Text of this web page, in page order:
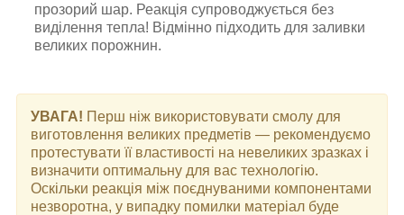
прозорий шар. Реакція супроводжується без
виділення тепла! Відмінно підходить для заливки
великих порожнин.
УВАГА! Перш ніж використовувати смолу для
виготовлення великих предметів — рекомендуємо
протестувати її властивості на невеликих зразках і
визначити оптимальну для вас технологію.
Оскільки реакція між поєднуваними компонентами
незворотна, у випадку помилки матеріал буде